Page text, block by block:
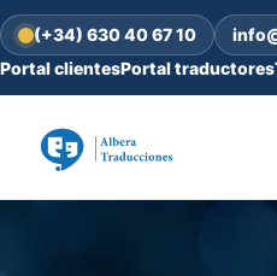
(+34) 630 40 67 10
Portal clientesPortal traductores